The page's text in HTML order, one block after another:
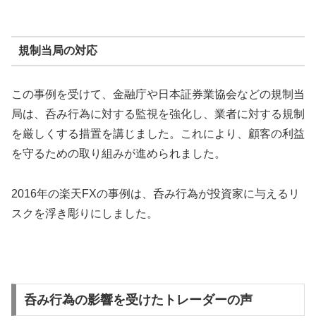
規制当局の対応
この事例を受けて、金融庁や日本証券業協会などの規制当
局は、呑み行為に対する監視を強化し、業者に対する規制
を厳しくする措置を講じました。これにより、顧客の利益
を守るための取り組みが進められました。
2016年の楽天FXの事例は、呑み行為が投資家に与えるリ
スクを浮き彫りにしました。
呑み行為の影響を受けたトレーダーの声